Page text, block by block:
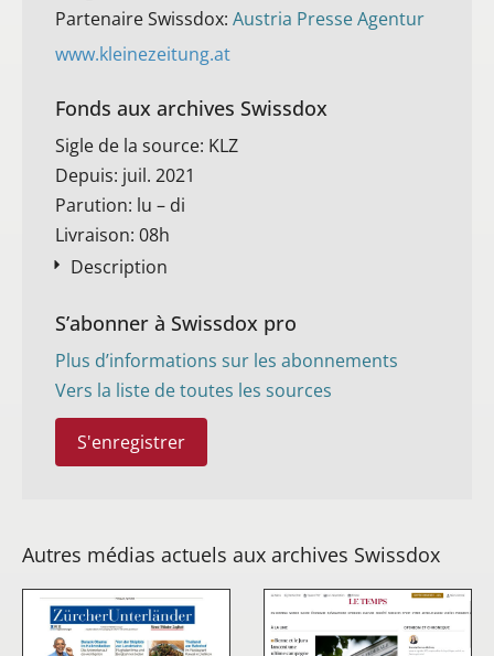
Partenaire Swissdox: Austria Presse Agentur
www.kleinezeitung.at
Fonds aux archives Swissdox
Sigle de la source: KLZ
Depuis: juil. 2021
Parution: lu – di
Livraison: 08h
Description
S’abonner à Swissdox pro
Plus d’informations sur les abonnements
Vers la liste de toutes les sources
S'enregistrer
Autres médias actuels aux archives Swissdox